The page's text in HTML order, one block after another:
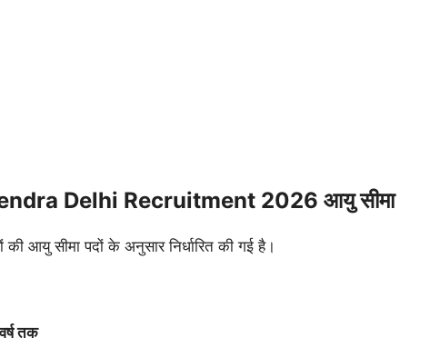
Delhi Recruitment 2026 आयु सीमा
आयु सीमा पदों के अनुसार निर्धारित की गई है।
तक